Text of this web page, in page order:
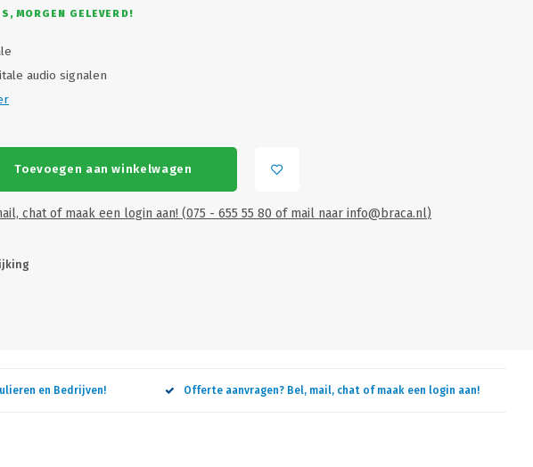
MORGEN GELEVERD!
audio signalen
Toevoegen aan winkelwagen
chat of maak een login aan! (075 - 655 55 80 of mail naar info@braca.nl)
en Bedrijven! Offerte aanvragen? Bel, mail, chat of maak een login aan!